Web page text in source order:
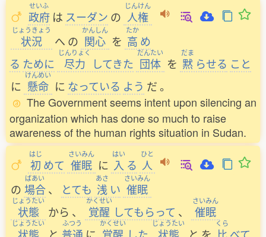
せいふ
政府 は スーダン の
じんけん
人権
じょうきょう
状況 へ の
かんしん
関心 を
たか
高 め
る ために
じんりょく
尽力 してきた
だんたい
団体 を
だま
黙 らせる こと
に
けんめい
懸命 に なっている よう だ。
The Government seems intent upon silencing an
organization which has done so much to raise
awareness of the human rights situation in Sudan.
はじ
初 めて
さいみん
催眠 に
はい
入 る
ひと
人
の
ばあい
場合 、 とても
あさ
浅 い
さいみん
催眠
じょうたい
状態 から 、
かくせい
覚醒 してもらって 、
さいみん
催眠
じょうたい ふつう かくせい じょうたい くら